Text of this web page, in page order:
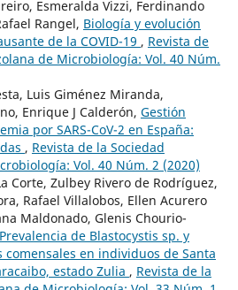
Esmeralda Vizzi, Ferdinando
Rangel, Biología y evolución
de la COVID-19 , Revista de
de Microbiología: Vol. 40 Núm.
Luis Giménez Miranda,
Enrique J Calderón, Gestión
por SARS-CoV-2 en España:
, Revista de la Sociedad
Vol. 40 Núm. 2 (2020)
Corte, Zulbey Rivero de Rodríguez,
Rafael Villalobos, Ellen Acurero
Maldonado, Glenis Chourio-
Prevalencia de Blastocystis sp. y
en individuos de Santa
estado Zulia , Revista de la